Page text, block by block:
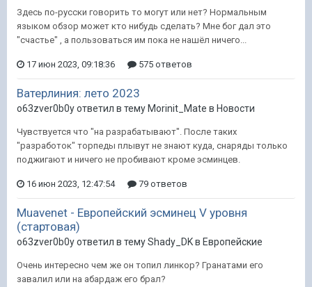
Здесь по-русски говорить то могут или нет? Нормальным
языком обзор может кто нибудь сделать? Мне бог дал это
"счастье" , а пользоваться им пока не нашёл ничего...
17 июн 2023, 09:18:36 575 ответов
Ватерлиния: лето 2023
o63zver0b0y ответил в тему Morinit_Mate в Новости
Чувствуется что "на разрабатывают". После таких
"разработок" торпеды плывут не знают куда, снаряды только
поджигают и ничего не пробивают кроме эсминцев.
16 июн 2023, 12:47:54 79 ответов
Muavenet - Европейский эсминец V уровня
(стартовая)
o63zver0b0y ответил в тему Shady_DK в Европейские
Очень интересно чем же он топил линкор? Гранатами его
завалил или на абардаж его брал?